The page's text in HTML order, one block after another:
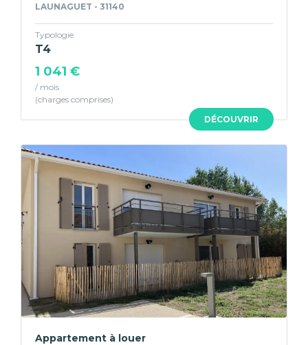
DÉCOUVRIR
LAUNAGUET - 31140
Typologie
T4
1 041 €
/ mois
Appartement à louer